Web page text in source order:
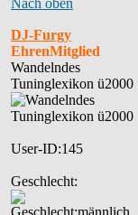
Nach oben
DJ-Furgy
EhrenMitglied
Wandelndes
Tuninglexikon ü2000
User-ID:145
Geschlecht: